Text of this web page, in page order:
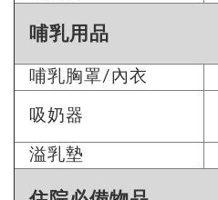
哺乳用品
哺乳胸罩/內衣
吸奶器
溢乳墊